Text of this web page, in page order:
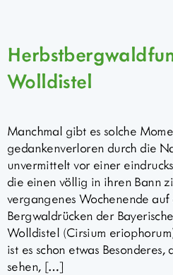
Wolldistel
Manchmal gibt es solche
gedankenverloren durch die
unvermittelt vor einer
die einen völlig in ihren Bann
vergangenes Wochenende
Bergwaldrücken der
Wolldistel (Cirsium
ist es schon etwas
sehen, […]